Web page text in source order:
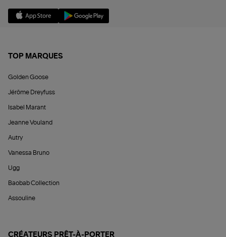
TOP MARQUES
Golden Goose
Jérôme Dreyfuss
Isabel Marant
Jeanne Vouland
Autry
Vanessa Bruno
Ugg
Baobab Collection
Assouline
CRÉATEURS PRÊT-À-PORTER